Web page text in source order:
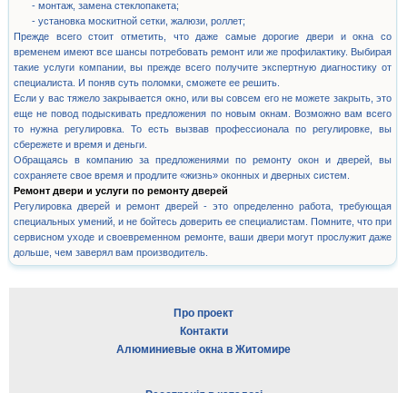
- монтаж, замена стеклопакета;
- установка москитной сетки, жалюзи, роллет;
Прежде всего стоит отметить, что даже самые дорогие двери и окна со
временем имеют все шансы потребовать ремонт или же профилактику. Выбирая
такие услуги компании, вы прежде всего получите экспертную диагностику от
специалиста. И поняв суть поломки, сможете ее решить.
Если у вас тяжело закрывается окно, или вы совсем его не можете закрыть, это
еще не повод подыскивать предложения по новым окнам. Возможно вам всего
то нужна регулировка. То есть вызвав профессионала по регулировке, вы
сбережете и время и деньги.
Обращаясь в компанию за предложениями по ремонту окон и дверей, вы
сохраняете свое время и продлите «жизнь» оконных и дверных систем.
Ремонт двери и услуги по ремонту дверей
Регулировка дверей и ремонт дверей - это определенно работа, требующая
специальных умений, и не бойтесь доверить ее специалистам. Помните, что при
сервисном уходе и своевременном ремонте, ваши двери могут прослужит даже
дольше, чем заверял вам производитель.
Про проект
Контакти
Алюминиевые окна в Житомире